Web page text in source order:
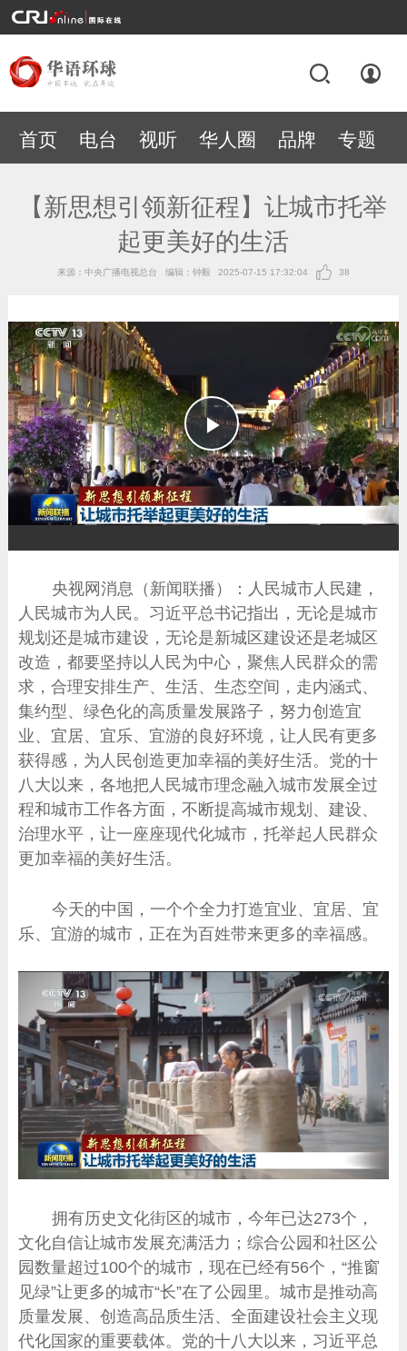
首页 电台 视听 华人圈 品牌 专题
【新思想引领新征程】让城市托举
起更美好的生活
来源：中央广播电视总台 编辑：钟毅 2025-07-15 17:32:04 38
播
放
央视网消息（新闻联播）：人民城市人民建，
人民城市为人民。习近平总书记指出，无论是城市
规划还是城市建设，无论是新城区建设还是老城区
改造，都要坚持以人民为中心，聚焦人民群众的需
求，合理安排生产、生活、生态空间，走内涵式、
集约型、绿色化的高质量发展路子，努力创造宜
业、宜居、宜乐、宜游的良好环境，让人民有更多
获得感，为人民创造更加幸福的美好生活。党的十
八大以来，各地把人民城市理念融入城市发展全过
程和城市工作各方面，不断提高城市规划、建设、
治理水平，让一座座现代化城市，托举起人民群众
更加幸福的美好生活。
今天的中国，一个个全力打造宜业、宜居、宜
乐、宜游的城市，正在为百姓带来更多的幸福感。
拥有历史文化街区的城市，今年已达273个，
文化自信让城市发展充满活力；综合公园和社区公
园数量超过100个的城市，现在已经有56个，“推窗
见绿”让更多的城市“长”在了公园里。城市是推动高
质量发展、创造高品质生活、全面建设社会主义现
代化国家的重要载体。党的十八大以来，习近平总